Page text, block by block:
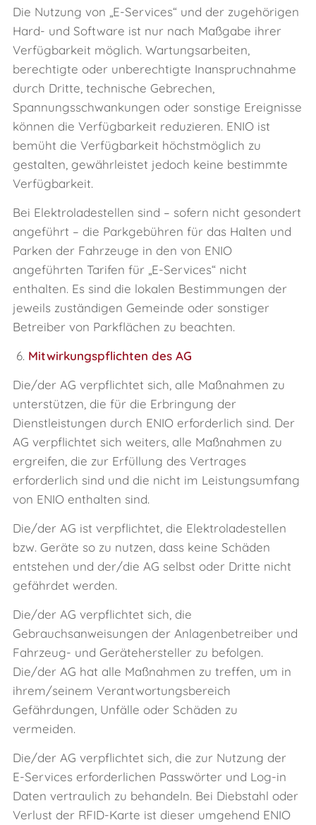
Die Nutzung von „E‑Services“ und der zugehörigen
Hard- und Software ist nur nach Maßgabe ihrer
Verfügbarkeit möglich. Wartungsarbeiten,
berechtigte oder unberechtigte Inanspruchnahme
durch Dritte, technische Gebrechen,
Spannungsschwankungen oder sonstige Ereignisse
können die Verfügbarkeit reduzieren. ENIO ist
bemüht die Verfügbarkeit höchstmöglich zu
gestalten, gewährleistet jedoch keine bestimmte
Verfügbarkeit.
Bei Elektroladestellen sind – sofern nicht gesondert
angeführt – die Parkgebühren für das Halten und
Parken der Fahrzeuge in den von ENIO
angeführten Tarifen für „E‑Services“ nicht
enthalten. Es sind die lokalen Bestimmungen der
jeweils zuständigen Gemeinde oder sonstiger
Betreiber von Parkflächen zu beachten.
6. Mitwirkungspflichten des AG
Die/der AG verpflichtet sich, alle Maßnahmen zu
unterstützen, die für die Erbringung der
Dienstleistungen durch ENIO erforderlich sind. Der
AG verpflichtet sich weiters, alle Maßnahmen zu
ergreifen, die zur Erfüllung des Vertrages
erforderlich sind und die nicht im Leistungsumfang
von ENIO enthalten sind.
Die/der AG ist verpflichtet, die Elektroladestellen
bzw. Geräte so zu nutzen, dass keine Schäden
entstehen und der/die AG selbst oder Dritte nicht
gefährdet werden.
Die/der AG verpflichtet sich, die
Gebrauchsanweisungen der Anlagenbetreiber und
Fahrzeug- und Gerätehersteller zu befolgen.
Die/der AG hat alle Maßnahmen zu treffen, um in
ihrem/seinem Verantwortungsbereich
Gefährdungen, Unfälle oder Schäden zu
vermeiden.
Die/der AG verpflichtet sich, die zur Nutzung der
E‑Services erforderlichen Passwörter und Log-in
Daten vertraulich zu behandeln. Bei Diebstahl oder
Verlust der RFID-Karte ist dieser umgehend ENIO